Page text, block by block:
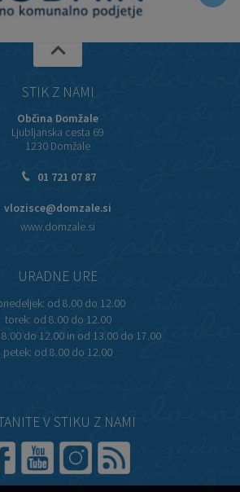
STIK Z NAMI
Občina Domžale
Ljubljanska cesta 69
1230 Domžale
01 721 07 87
vlozisce@domzale.si
www.domzale.si
URADNE URE
od 8.00 do 12.00
torek: od 8.00 do 12.00
do 12.00 in od 13.00 do 17.00
petek: od 8.00 do 12.00
V STIKU Z NAMI